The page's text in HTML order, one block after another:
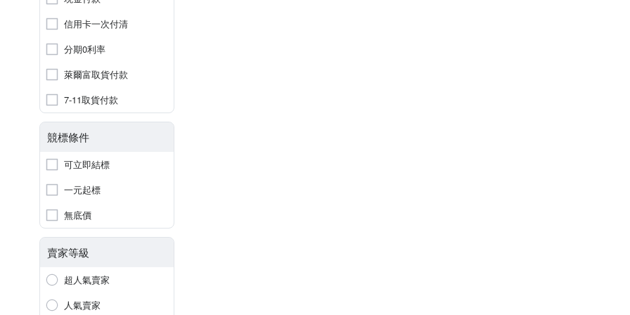
信用卡一次付清
分期0利率
萊爾富取貨付款
7-11取貨付款
競標條件
可立即結標
一元起標
無底價
賣家等級
超人氣賣家
人氣賣家